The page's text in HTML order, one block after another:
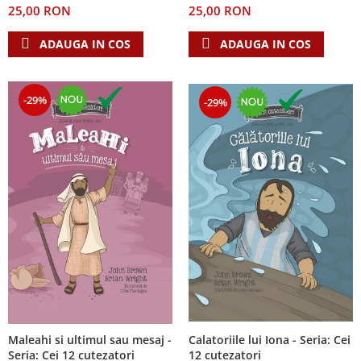
Teologie
A doua venire
Dogmatica
Istoria Bisericii
Misiune
Viata crestina
Contemporaneitate
Devotional
Diverse
Lupta Spirituala
Schimbarea caracterului
Slujire
Suferinta
Viata din belsug
Viata de zi cu zi
25,00 RON
ADAUGA IN COS
25,00 RON
ADAUGA IN COS
-29%
Maleahi si ultimul sau mesaj -
Seria: Cei 12 cutezatori
-29%
Calatoriile lui Iona - Seria: Cei
12 cutezatori